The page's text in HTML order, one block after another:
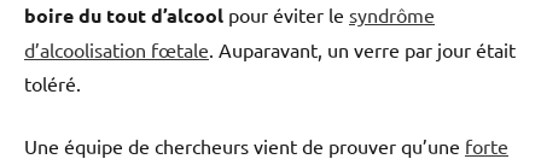
boire du tout d’alcool pour éviter le syndrôme
d’alcoolisation fœtale . Auparavant, un verre par jour était
toléré.
Une équipe de chercheurs vient de prouver qu’une forte